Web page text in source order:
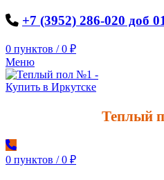
+7 (3952) 286-020 доб
0 пунктов / 0 ₽
Меню
Теплый
0 пунктов / 0 ₽